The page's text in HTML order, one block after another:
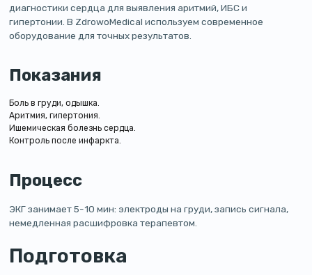
диагностики сердца для выявления аритмий, ИБС и
гипертонии. В ZdrowoMedical используем современное
оборудование для точных результатов.
Показания
Боль в груди, одышка.
Аритмия, гипертония.
Ишемическая болезнь сердца.
Контроль после инфаркта.
Процесс
ЭКГ занимает 5-10 мин: электроды на груди, запись сигнала,
немедленная расшифровка терапевтом.
Подготовка